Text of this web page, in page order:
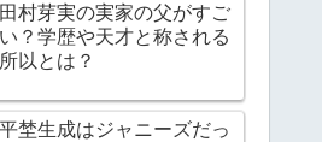
田村芽実の実家の父がすご
い？学歴や天才と称される
所以とは？
平埜生成はジャニーズだっ